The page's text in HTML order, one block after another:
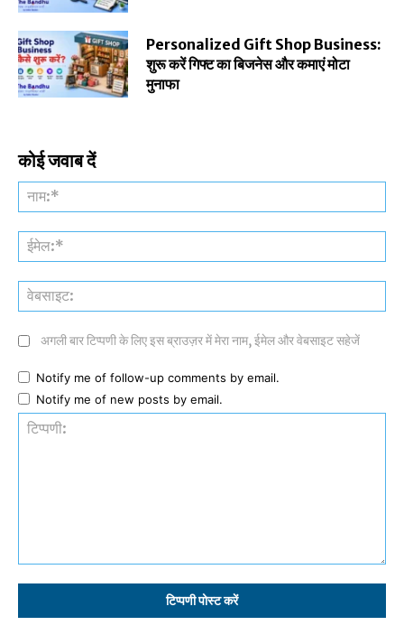
Personalized Gift Shop Business:
शुरू करें गिफ्ट का बिजनेस और कमाएं मोटा
मुनाफा
कोई जवाब दें
अगली बार टिप्पणी के लिए इस ब्राउज़र में मेरा नाम, ईमेल और वेबसाइट सहेजें
Notify me of follow-up comments by email.
Notify me of new posts by email.